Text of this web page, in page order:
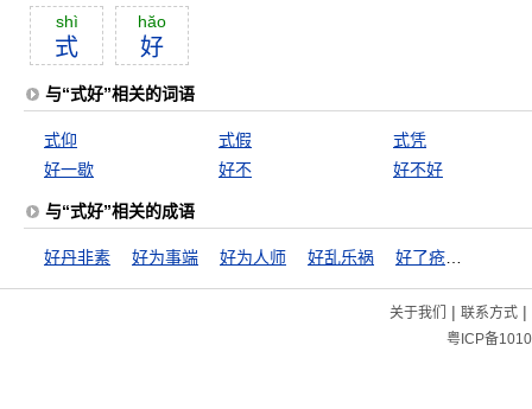
shì
式
hăo
好
与“式好”相关的词语
式仰 式假
式凭
好一歇
好不 好不好
与“式好”相关的成语
好丹非素 好为事端 好为人师 好乱乐祸
关于我们 | 联系方式|
粤ICP备